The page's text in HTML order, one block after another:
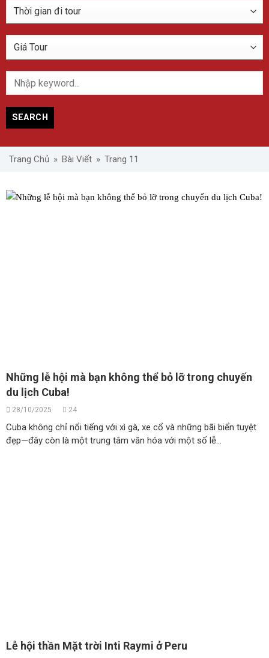
SEARCH
Trang Chủ » Bài Viết » Trang 11
Những lễ hội mà bạn không thể bỏ lỡ trong chuyến
du lịch Cuba!
28/10/2025 24
Cuba không chỉ nổi tiếng với xì gà, xe cổ và những bãi biển tuyệt
đẹp—đây còn là một trung tâm văn hóa với một số lễ...
Lễ hội thần Mặt trời Inti Raymi ở Peru